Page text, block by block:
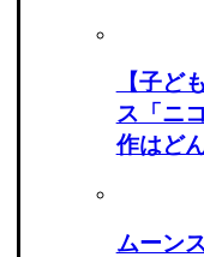
【子ど
ス「ニ
作はど
ムーン